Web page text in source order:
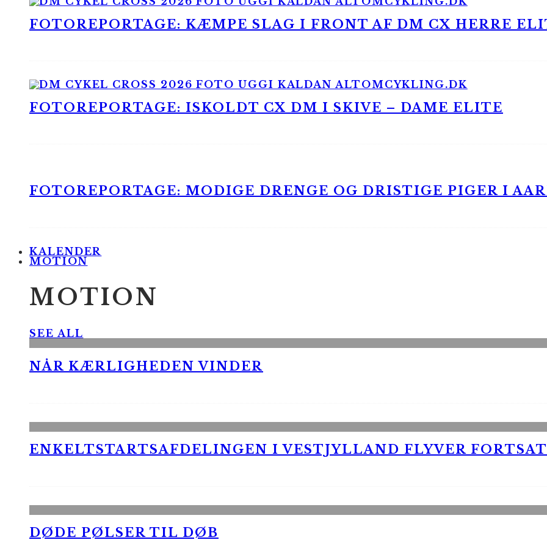
FOTOREPORTAGE: KÆMPE SLAG I FRONT AF DM CX HERRE
FOTOREPORTAGE: ISKOLDT CX DM I SKIVE – DAME ELITE
FOTOREPORTAGE: MODIGE DRENGE OG DRISTIGE PIGER I
KALENDER
MOTION
MOTION
SEE ALL
NÅR KÆRLIGHEDEN VINDER
ENKELTSTARTSAFDELINGEN I VESTJYLLAND FLYVER
DØDE PØLSER TIL DØB